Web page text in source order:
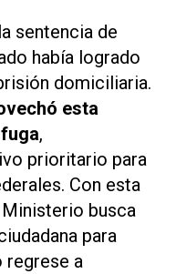
sentencia de
había logrado
domiciliaria.
esta
,
prioritario para
Con esta
busca
para
regrese a